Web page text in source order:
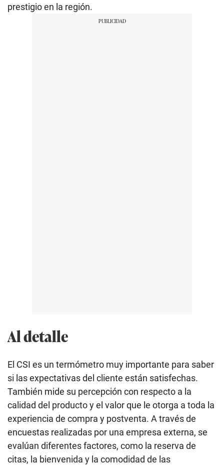
prestigio en la región.
Al detalle
El CSI es un termómetro muy importante para saber
si las expectativas del cliente están satisfechas.
También mide su percepción con respecto a la
calidad del producto y el valor que le otorga a toda la
experiencia de compra y postventa. A través de
encuestas realizadas por una empresa externa, se
evalúan diferentes factores, como la reserva de
citas, la bienvenida y la comodidad de las